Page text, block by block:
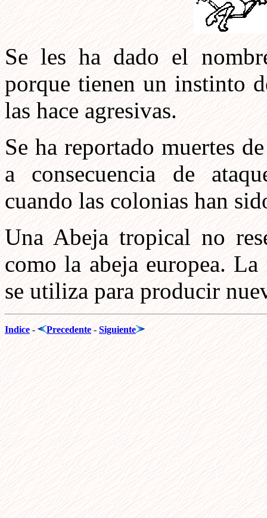
Se les ha dado el
porque tienen un instinto
las hace agresivas.
Se ha reportado muertes
a consecuencia de
cuando las colonias han
Una Abeja tropical no
como la abeja europea.
se utiliza para producir
Indice - Precedente - Siguiente